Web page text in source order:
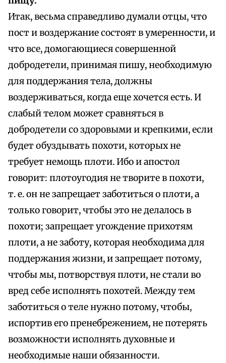
Итак, весьма справедливо думали отцы, что
пост и воздержание состоят в умеренности, и
что все, домогающиеся совершенной
добродетели, принимая пишу, необходимую
для поддержания тела, должны
воздерживаться, когда еще хочется есть. И
слабый телом может сравняться в
добродетели со здоровыми и крепкими, если
будет обуздывать похоти, которых не
требует немощь плоти. Ибо и апостол
говорит: плотоугодия не творите в похоти,
т. е. он не запрещает заботиться о плоти, а
только говорит, чтобы это не делалось в
похоти; запрещает угождение прихотям
плоти, а не заботу, которая необходима для
поддержания жизни, и запрещает потому,
чтобы мы, потворствуя плоти, не стали во
вред себе исполнять похотей. Между тем
заботиться о теле нужно потому, чтобы,
испортив его пренебрежением, не потерять
возможности исполнять духовные и
необходимые наши обязанности.